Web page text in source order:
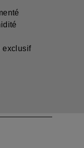
exclusif